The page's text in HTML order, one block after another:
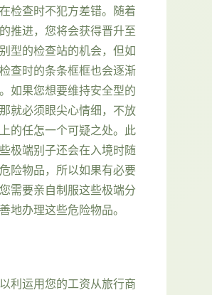
检查时不犯方差错。随着
推进，您将会获得晋升至
型的检查站的机会，但如
查时的条条框框也会逐渐
如果您想要维持安全型的
就必须眼尖心情细，不放
的任怎一个可疑之处。此
极端别子还会在入境时随
险物品，所以如果有必要
需要亲自制服这些极端分
地办理这些危险物品。
利运用您的工资从旅行商